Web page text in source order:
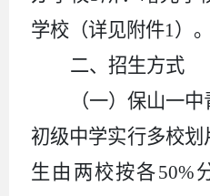
学校（详见附件1）。
二、招生方式
（一）保山一
初级中学实行多校
生由两校按各50%